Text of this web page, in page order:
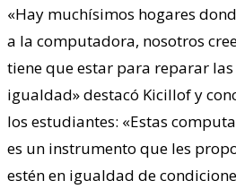
«Hay muchísimos hogares
a la computadora, nosotros
tiene que estar para reparar
igualdad» destacó Kicillof y
los estudiantes: «Estas
es un instrumento que les
estén en igualdad de